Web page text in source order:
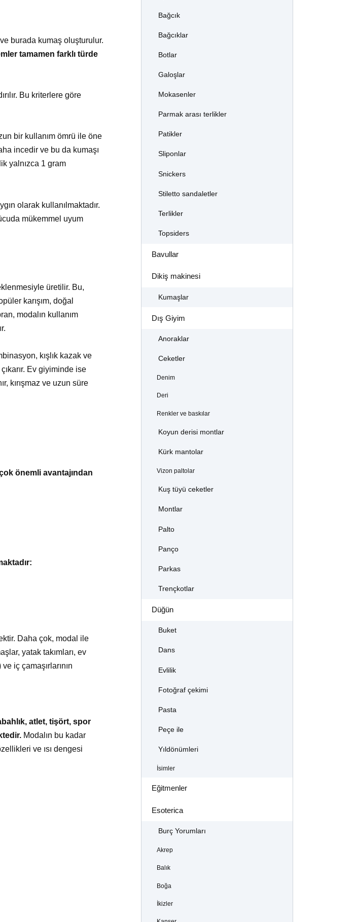
burada kumaş oluşturulur.
tamamen farklı türde
Bu kriterlere göre
bir kullanım ömrü ile öne
incedir ve bu da kumaşı
yalnızca 1 gram
olarak kullanılmaktadır.
mükemmel uyum
üretilir. Bu,
karışım, doğal
modalın kullanım
kışlık kazak ve
Ev giyiminde ise
kırışmaz ve uzun süre
önemli avantajından
Daha çok, modal ile
yatak takımları, ev
iç çamaşırlarının
atlet, tişört, spor
Modalın bu kadar
ve ısı dengesi
Bağcık
Bağcıklar
Botlar
Galoşlar
Mokasenler
Parmak arası terlikler
Patikler
Sliponlar
Snickers
Stiletto sandaletler
Terlikler
Topsiders
Bavullar
Dikiş makinesi
Kumaşlar
Dış Giyim
Anoraklar
Ceketler
Denim
Deri
Renkler ve baskılar
Koyun derisi montlar
Kürk mantolar
Vizon paltolar
Kuş tüyü ceketler
Montlar
Palto
Panço
Parkas
Trençkotlar
Düğün
Buket
Dans
Evlilik
Fotoğraf çekimi
Pasta
Peçe ile
Yıldönümleri
İsimler
Eğitmenler
Esoterica
Burç Yorumları
Akrep
Balık
Boğa
İkizler